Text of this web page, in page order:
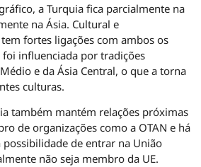
a Turquia fica parcialmente na
na Ásia. Cultural e
fortes ligações com ambos os
influenciada por tradições
e da Ásia Central, o que a torna
culturas.
também mantém relações próximas
de organizações como a OTAN e há
de entrar na União
não seja membro da UE.